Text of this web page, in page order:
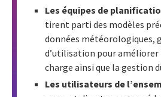
Les équipes de
tirent parti des modèles
données météorologiques,
d’utilisation pour améliorer
charge ainsi que la gestion
Les utilisateurs de